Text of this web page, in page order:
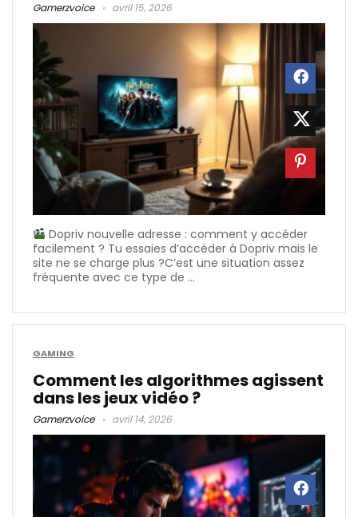
Gamerzvoice avril 15, 2026
Dopriv nouvelle adresse : comment y accéder
facilement ? Tu essaies d’accéder à Dopriv mais le
site ne se charge plus ?C’est une situation assez
fréquente avec ce type de ...
GAMING
Comment les algorithmes agissent
dans les jeux vidéo ?
Gamerzvoice avril 14, 2026